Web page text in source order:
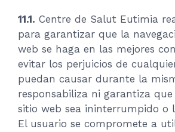
11.1. Centre de Salut Eutimia
para garantizar que la
web se haga en las mejores
evitar los perjuicios de
puedan causar durante la
responsabiliza ni garantiza que
sitio web sea ininterrumpido o
El usuario se compromete a